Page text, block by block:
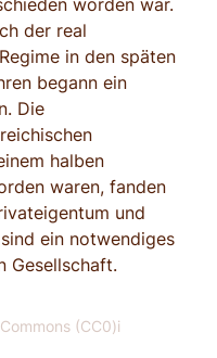
worden war.
der real
in den späten
begann ein
Die
halben
waren, fanden
und
ein notwendiges
Gesellschaft.
(CC0)i